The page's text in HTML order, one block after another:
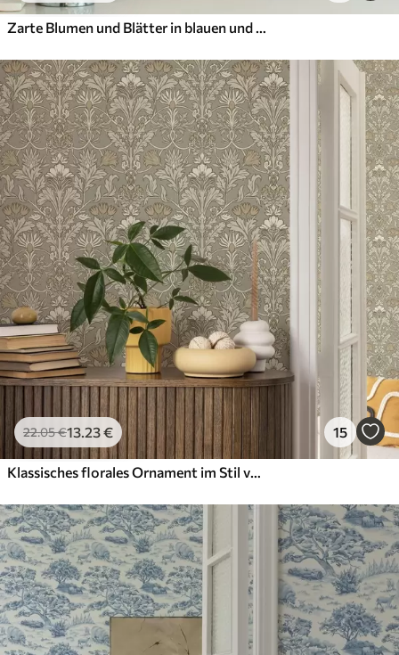
Zarte Blumen und Blätter in blauen und blauen Farben auf einem hellen Hintergrund
22.05€13.23€ 15
Klassisches florales Ornament im Stil von William Morris